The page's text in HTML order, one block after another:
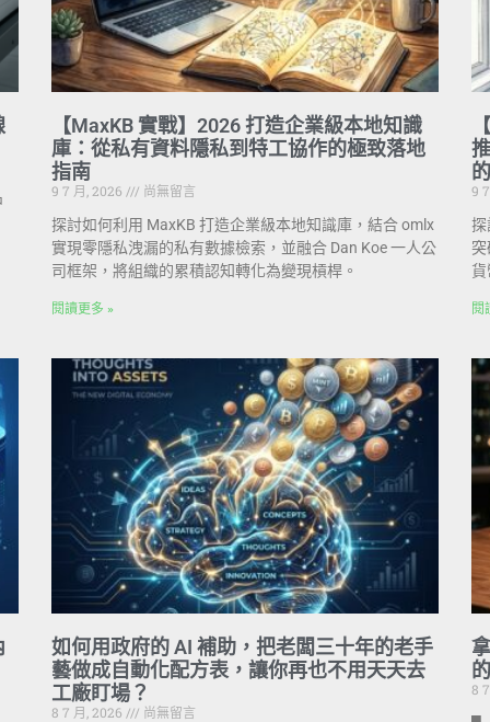
【MaxKB 實戰】2026 打造企業級本地知識
庫：從私有資料隱私到特工協作的極致落地
指南
9 7 月, 2026
尚無留言
探討如何利用 MaxKB 打造企業級本地知識庫，結合 omlx
實現零隱私洩漏的私有數據檢索，並融合 Dan Koe 一人公
司框架，將組織的累積認知轉化為變現槓桿。
閱讀更多 »
9
探
突
閱
如何用政府的 AI 補助，把老闆三十年的老手
藝做成自動化配方表，讓你再也不用天天去
工廠盯場？
8 7 月, 2026
尚無留言
8